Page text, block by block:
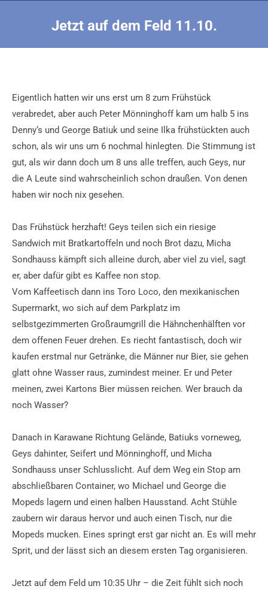
Jetzt auf dem Feld 11.10.
Eigentlich hatten wir uns erst um 8 zum Frühstück
verabredet, aber auch Peter Mönninghoff kam um halb 5 ins
Denny‘s und George Batiuk und seine Ilka frühstückten auch
schon, als wir uns um 6 nochmal hinlegten. Die Stimmung ist
gut, als wir dann doch um 8 uns alle treffen, auch Geys, nur
die A Leute sind wahrscheinlich schon draußen. Von denen
haben wir noch nix gesehen.
Das Frühstück herzhaft! Geys teilen sich ein riesige
Sandwich mit Bratkartoffeln und noch Brot dazu, Micha
Sondhauss kämpft sich alleine durch, aber viel zu viel, sagt
er, aber dafür gibt es Kaffee non stop.
Vom Kaffeetisch dann ins Toro Loco, den mexikanischen
Supermarkt, wo sich auf dem Parkplatz im
selbstgezimmerten Großraumgrill die Hähnchenhälften vor
dem offenen Feuer drehen. Es riecht fantastisch, doch wir
kaufen erstmal nur Getränke, die Männer nur Bier, sie gehen
glatt ohne Wasser raus, zumindest meiner. Er und Peter
meinen, zwei Kartons Bier müssen reichen. Wer brauch da
noch Wasser?
Danach in Karawane Richtung Gelände, Batiuks vorneweg,
Geys dahinter, Seifert und Mönninghoff, und Micha
Sondhauss unser Schlusslicht. Auf dem Weg ein Stop am
abschließbaren Container, wo Michael und George die
Mopeds lagern und einen halben Hausstand. Acht Stühle
zaubern wir daraus hervor und auch einen Tisch, nur die
Mopeds mucken. Eines springt erst gar nicht an. Es will mehr
Sprit, und der lässt sich an diesem ersten Tag organisieren.
Jetzt auf dem Feld um 10:35 Uhr – die Zeit fühlt sich noch